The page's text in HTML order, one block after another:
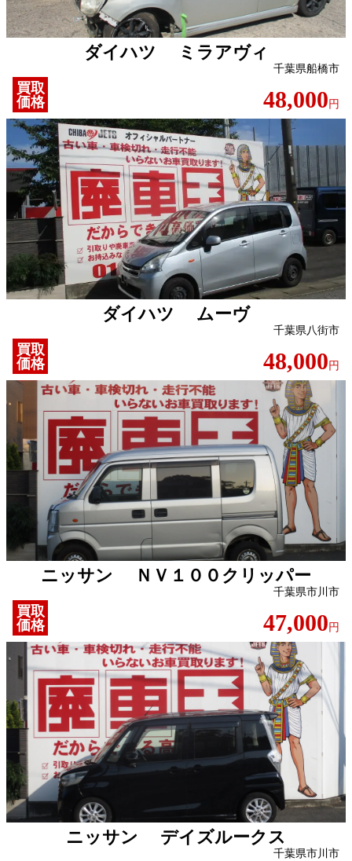
ダイハツ ミラアヴィ
千葉県船橋市
買取
価格
48,000 円
ダイハツ ムーヴ
千葉県八街市
買取
価格
48,000 円
ニッサン ＮＶ１００クリッパー
千葉県市川市
買取
価格
47,000 円
ニッサン デイズルークス
千葉県市川市